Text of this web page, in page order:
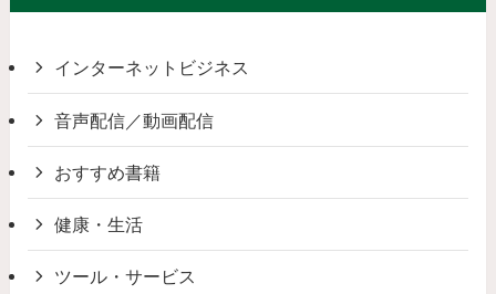
インターネットビジネス
音声配信／動画配信
おすすめ書籍
健康・生活
ツール・サービス